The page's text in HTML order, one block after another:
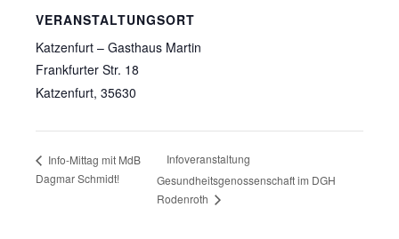
VERANSTALTUNGSORT
Katzenfurt – Gasthaus Martin
Frankfurter Str. 18
Katzenfurt, 35630
Info-Mittag mit MdB
Dagmar Schmidt!
Infoveranstaltung
Gesundheitsgenossenschaft im DGH
Rodenroth